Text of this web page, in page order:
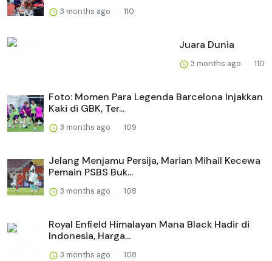
3 months ago 110
Juara Dunia
3 months ago 110
Foto: Momen Para Legenda Barcelona Injakkan
Kaki di GBK, Ter...
3 months ago 109
Jelang Menjamu Persija, Marian Mihail Kecewa
Pemain PSBS Buk...
3 months ago 108
Royal Enfield Himalayan Mana Black Hadir di
Indonesia, Harga...
3 months ago 108